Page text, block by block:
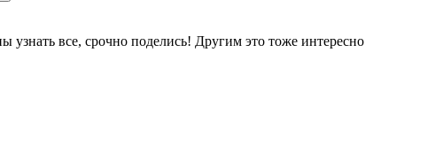
все, срочно поделись! Другим это тоже интересно